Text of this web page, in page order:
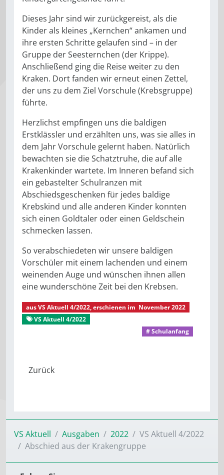
Dieses Jahr sind wir zurückgereist, als die
Kinder als kleines „Kernchen“ ankamen und
ihre ersten Schritte gelaufen sind – in der
Gruppe der Seesternchen (der Krippe).
Anschließend ging die Reise weiter zu den
Kraken. Dort fanden wir erneut einen Zettel,
der uns zu dem Ziel Vorschule (Krebsgruppe)
führte.
Herzlichst empfingen uns die baldigen
Erstklässler und erzählten uns, was sie alles in
dem Jahr Vorschule gelernt haben. Natürlich
bewachten sie die Schatztruhe, die auf alle
Krakenkinder wartete. Im Inneren befand sich
ein gebastelter Schulranzen mit
Abschiedsgeschenken für jedes baldige
Krebskind und alle anderen Kinder konnten
sich einen Goldtaler oder einen Geldschein
schmecken lassen.
So verabschiedeten wir unsere baldigen
Vorschüler mit einem lachenden und einem
weinenden Auge und wünschen ihnen allen
eine wunderschöne Zeit bei den Krebsen.
ausVS Aktuell 4/2022, erschienen im November 2022
VS Aktuell 4/2022
# Schulanfang
VS Aktuell Ausgaben 2022
VS Aktuell 4/2022
Abschied aus der Krakengruppe